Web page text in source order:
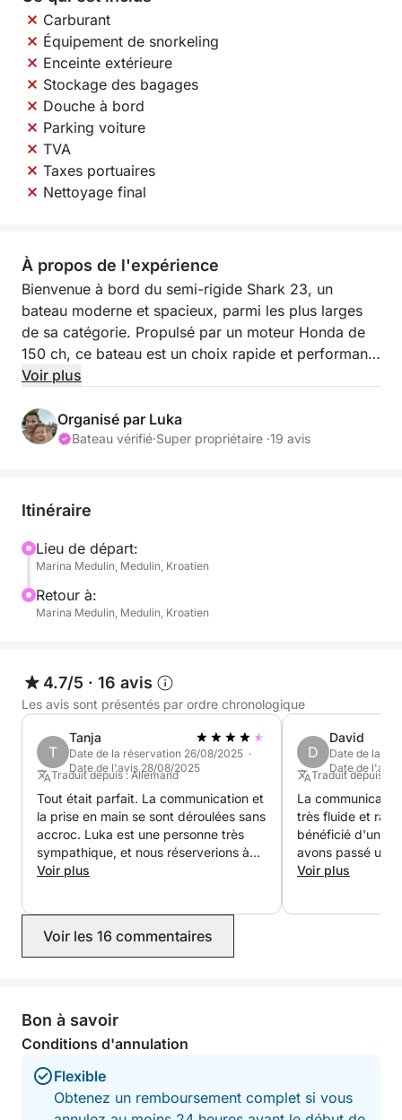
Carburant
Équipement de snorkeling
Enceinte extérieure
Stockage des bagages
Douche à bord
Parking voiture
TVA
Taxes portuaires
Nettoyage final
À propos de l'expérience
Bienvenue à bord du semi-rigide Shark 23, un
bateau moderne et spacieux, parmi les plus larges
de sa catégorie. Propulsé par un moteur Honda de
150 ch, ce bateau est un choix rapide et performant
pour vos vacances d'été. Il peut accueillir jusqu'à 10
et se déplacer. Sa maniabilité et la facilité
d'utilisation de ses équipements garantissent une
la journée.
Si vous ne possédez pas de permis bateau ou
d'expérience nautique, nous pouvons mettre à votre
disposition un skipper professionnel pour 150 € par
jour.
idéal pour explorer de nombreux sites magnifiques
et profiter de la côte croate.
Pour toute question, veuillez nous contacter via la
plateforme Click&Boat.
Au plaisir de vous accueillir prochainement !
Voir plus
Organisé par Luka
Bateau vérifié·Super propriétaire ·19 avis
Itinéraire
Lieu de départ:
Marina Medulin, Medulin, Kroatien
Retour à:
Marina Medulin, Medulin, Kroatien
4.7/5 · 16 avis
Les avis sont présentés par ordre chronologique
T
Tanja
Date de la réservation 26/08/2025 ·
Date de l'avis 28/08/2025
Traduit depuis : Allemand
Tout était parfait. La communication et
la prise en main se sont déroulées sans
accroc. Luka est une personne très
sympathique, et nous réserverions à
nouveau un bateau avec lui sans
Voir plus
D
David
Date de la
Date de l'avis
Traduit depuis :
La
très fluide et
bénéficié d'un
avons passé une
sur ce
Voir plus
Voir les 16 commentaires
Bon à savoir
Conditions d'annulation
Flexible
Obtenez un remboursement complet si vous